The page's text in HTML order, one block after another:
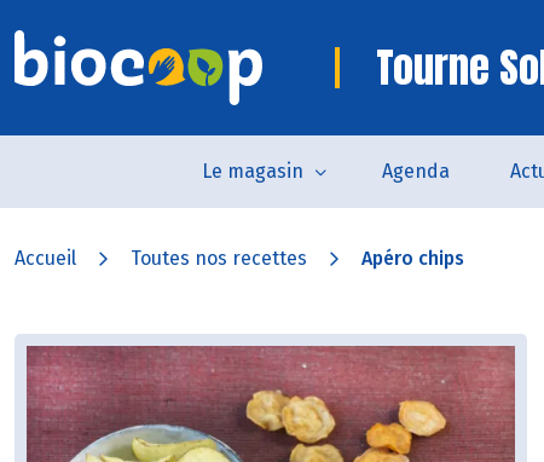
Tourne
Le magasin Agenda
Accueil Toutes nos recettes Apéro chips